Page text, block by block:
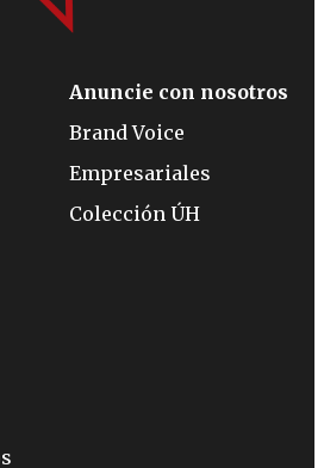
Anuncie con nosotros
Brand Voice
Empresariales
Colección ÚH